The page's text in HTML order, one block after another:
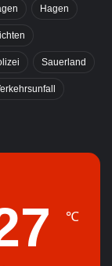
Hagen
Sauerland
℃